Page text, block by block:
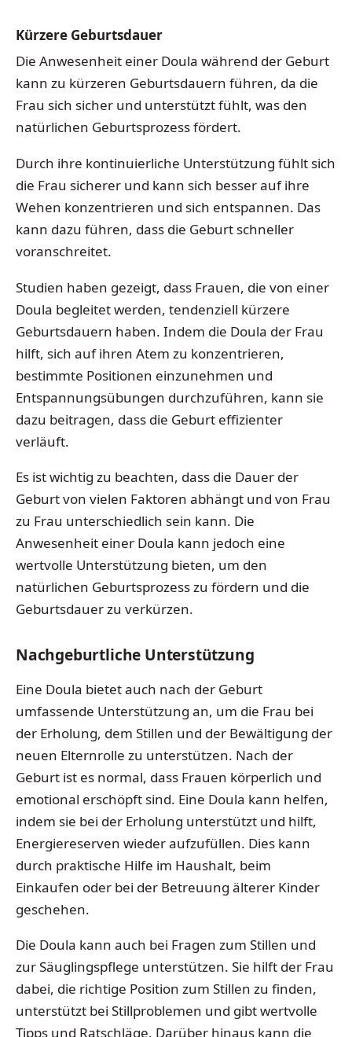
Kürzere Geburtsdauer
Die Anwesenheit einer Doula während der Geburt
kann zu kürzeren Geburtsdauern führen, da die
Frau sich sicher und unterstützt fühlt, was den
natürlichen Geburtsprozess fördert.
Durch ihre kontinuierliche Unterstützung fühlt sich
die Frau sicherer und kann sich besser auf ihre
Wehen konzentrieren und sich entspannen. Das
kann dazu führen, dass die Geburt schneller
voranschreitet.
Studien haben gezeigt, dass Frauen, die von einer
Doula begleitet werden, tendenziell kürzere
Geburtsdauern haben. Indem die Doula der Frau
hilft, sich auf ihren Atem zu konzentrieren,
bestimmte Positionen einzunehmen und
Entspannungsübungen durchzuführen, kann sie
dazu beitragen, dass die Geburt effizienter
verläuft.
Es ist wichtig zu beachten, dass die Dauer der
Geburt von vielen Faktoren abhängt und von Frau
zu Frau unterschiedlich sein kann. Die
Anwesenheit einer Doula kann jedoch eine
wertvolle Unterstützung bieten, um den
natürlichen Geburtsprozess zu fördern und die
Geburtsdauer zu verkürzen.
Nachgeburtliche Unterstützung
Eine Doula bietet auch nach der Geburt
umfassende Unterstützung an, um die Frau bei
der Erholung, dem Stillen und der Bewältigung der
neuen Elternrolle zu unterstützen. Nach der
Geburt ist es normal, dass Frauen körperlich und
emotional erschöpft sind. Eine Doula kann helfen,
indem sie bei der Erholung unterstützt und hilft,
Energiereserven wieder aufzufüllen. Dies kann
durch praktische Hilfe im Haushalt, beim
Einkaufen oder bei der Betreuung älterer Kinder
geschehen.
Die Doula kann auch bei Fragen zum Stillen und
zur Säuglingspflege unterstützen. Sie hilft der Frau
dabei, die richtige Position zum Stillen zu finden,
unterstützt bei Stillproblemen und gibt wertvolle
Tipps und Ratschläge. Darüber hinaus kann die